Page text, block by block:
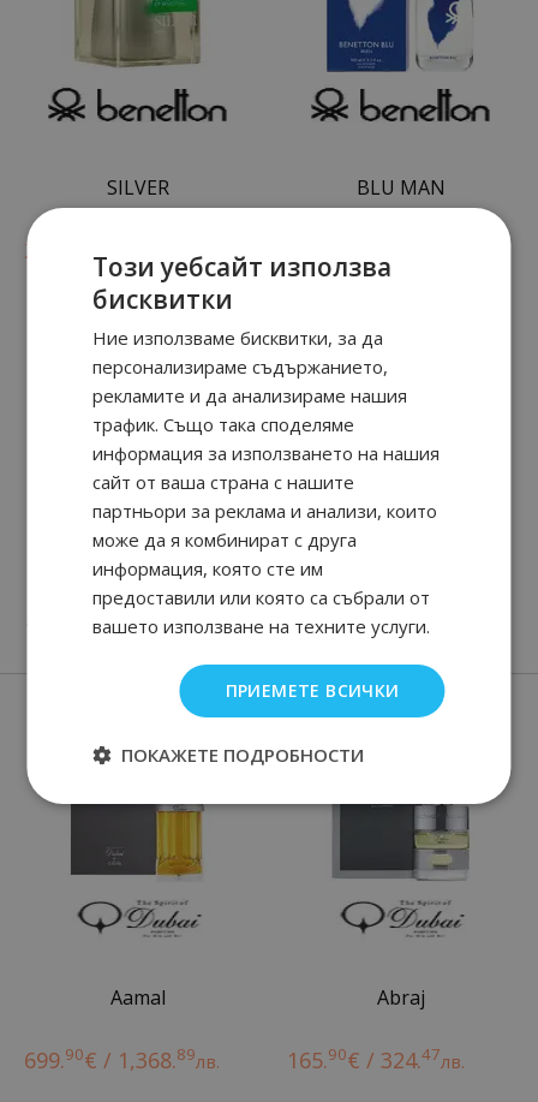
SILVER
33.
25. € / 49.
BLU MAN
CUMBIA COLORS
€ / 35.91лв.
ENERGY POP MAN
от 20.40€ / 39.90
Нови парфюми
Aamal
699.90€ / 1,368.89лв.
Abraj
165.90€ / 324.47лв.
Този уебсайт използва
бисквитки
Ние използваме бисквитки, за да
персонализираме съдържанието,
рекламите и да анализираме нашия
трафик. Също така споделяме
информация за използването на нашия
сайт от ваша страна с нашите
партньори за реклама и анализи, които
може да я комбинират с друга
информация, която сте им
предоставили или която са събрали от
вашето използване на техните услуги.
ПРИЕМЕТЕ ВСИЧКИ
ПОКАЖЕТЕ ПОДРОБНОСТИ